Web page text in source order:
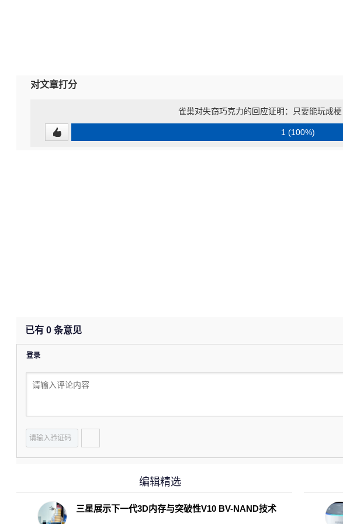
对文章打分
雀巢对失窃巧克力的回应证明：只要能玩成
1 (100%)
已有 0 条意见
登录
编辑精选
三星展示下一代3D内存与突破性V10 BV-NAND技术